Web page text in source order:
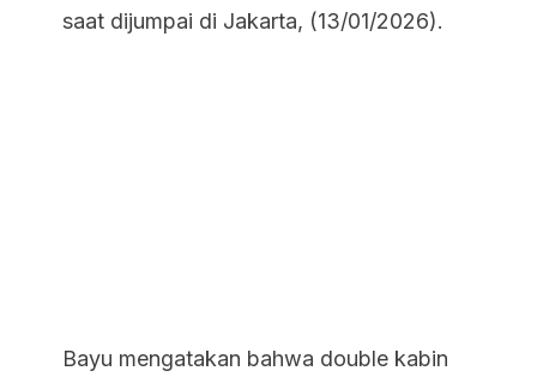
saat dijumpai di Jakarta, (13/01/2026).
Bayu mengatakan bahwa double kabin